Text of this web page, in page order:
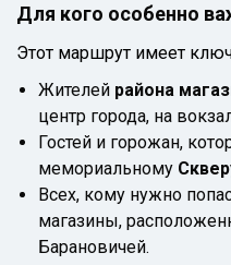
Для кого особенно
Этот маршрут имеет
Жителей района
центр города, на
Гостей и горожан,
мемориальному
Всех, кому нужно
магазины,
Барановичей.